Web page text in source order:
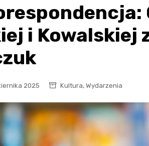
i Kowalskiej
2025 Kultura, Wydarzenia